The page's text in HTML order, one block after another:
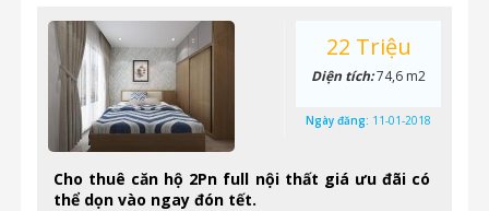
Cho thuê căn hộ 2Pn full nội thất giá ưu đãi có
thể dọn vào ngay đón tết.
22 Triệu
Diện tích:74,6 m2
Ngày đăng: 11-01-2018